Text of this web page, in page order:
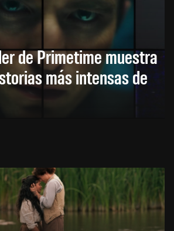
de Primetime muestra
más intensas de